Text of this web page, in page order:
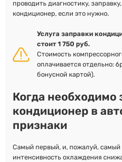
проводить диагностику,
кондиционер, если это нужно.
Услуга заправки
стоит 1 750 руб.
Стоимость
оплачивается отдельно:
бонусной картой).
Когда необходимо
кондиционер в
признаки
Самый первый, и, пожалуй,
интенсивность охлаждения